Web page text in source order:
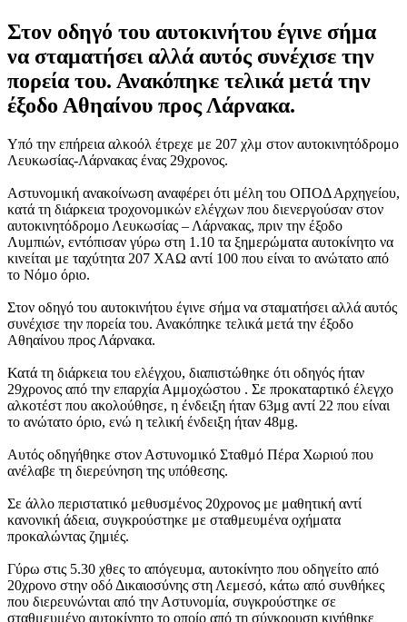
Στον οδηγό του αυτοκινήτου έγινε σήμα
να σταματήσει αλλά αυτός συνέχισε την
πορεία του. Ανακόπηκε τελικά μετά την
έξοδο Αθηαίνου προς Λάρνακα.
Υπό την επήρεια αλκοόλ έτρεχε με 207 χλμ στον αυτοκινητόδρομο
Λευκωσίας-Λάρνακας ένας 29χρονος.
Αστυνομική ανακοίνωση αναφέρει ότι μέλη του ΟΠΟΔ Αρχηγείου,
κατά τη διάρκεια τροχονομικών ελέγχων που διενεργούσαν στον
αυτοκινητόδρομο Λευκωσίας – Λάρνακας, πριν την έξοδο
Λυμπιών, εντόπισαν γύρω στη 1.10 τα ξημερώματα αυτοκίνητο να
κινείται με ταχύτητα 207 ΧΑΩ αντί 100 που είναι το ανώτατο από
το Νόμο όριο.
Στον οδηγό του αυτοκινήτου έγινε σήμα να σταματήσει αλλά αυτός
συνέχισε την πορεία του. Ανακόπηκε τελικά μετά την έξοδο
Αθηαίνου προς Λάρνακα.
Κατά τη διάρκεια του ελέγχου, διαπιστώθηκε ότι οδηγός ήταν
29χρονος από την επαρχία Αμμοχώστου . Σε προκαταρτικό έλεγχο
αλκοτέστ που ακολούθησε, η ένδειξη ήταν 63μg αντί 22 που είναι
το ανώτατο όριο, ενώ η τελική ένδειξη ήταν 48μg.
Αυτός οδηγήθηκε στον Αστυνομικό Σταθμό Πέρα Χωριού που
ανέλαβε τη διερεύνηση της υπόθεσης.
Σε άλλο περιστατικό μεθυσμένος 20χρονος με μαθητική αντί
κανονική άδεια, συγκρούστηκε με σταθμευμένα οχήματα
προκαλώντας ζημιές.
Γύρω στις 5.30 χθες το απόγευμα, αυτοκίνητο που οδηγείτο από
20χρονο στην οδό Δικαιοσύνης στη Λεμεσό, κάτω από συνθήκες
που διερευνώνται από την Αστυνομία, συγκρούστηκε σε
σταθμευμένο αυτοκίνητο το οποίο από τη σύγκρουση κινήθηκε